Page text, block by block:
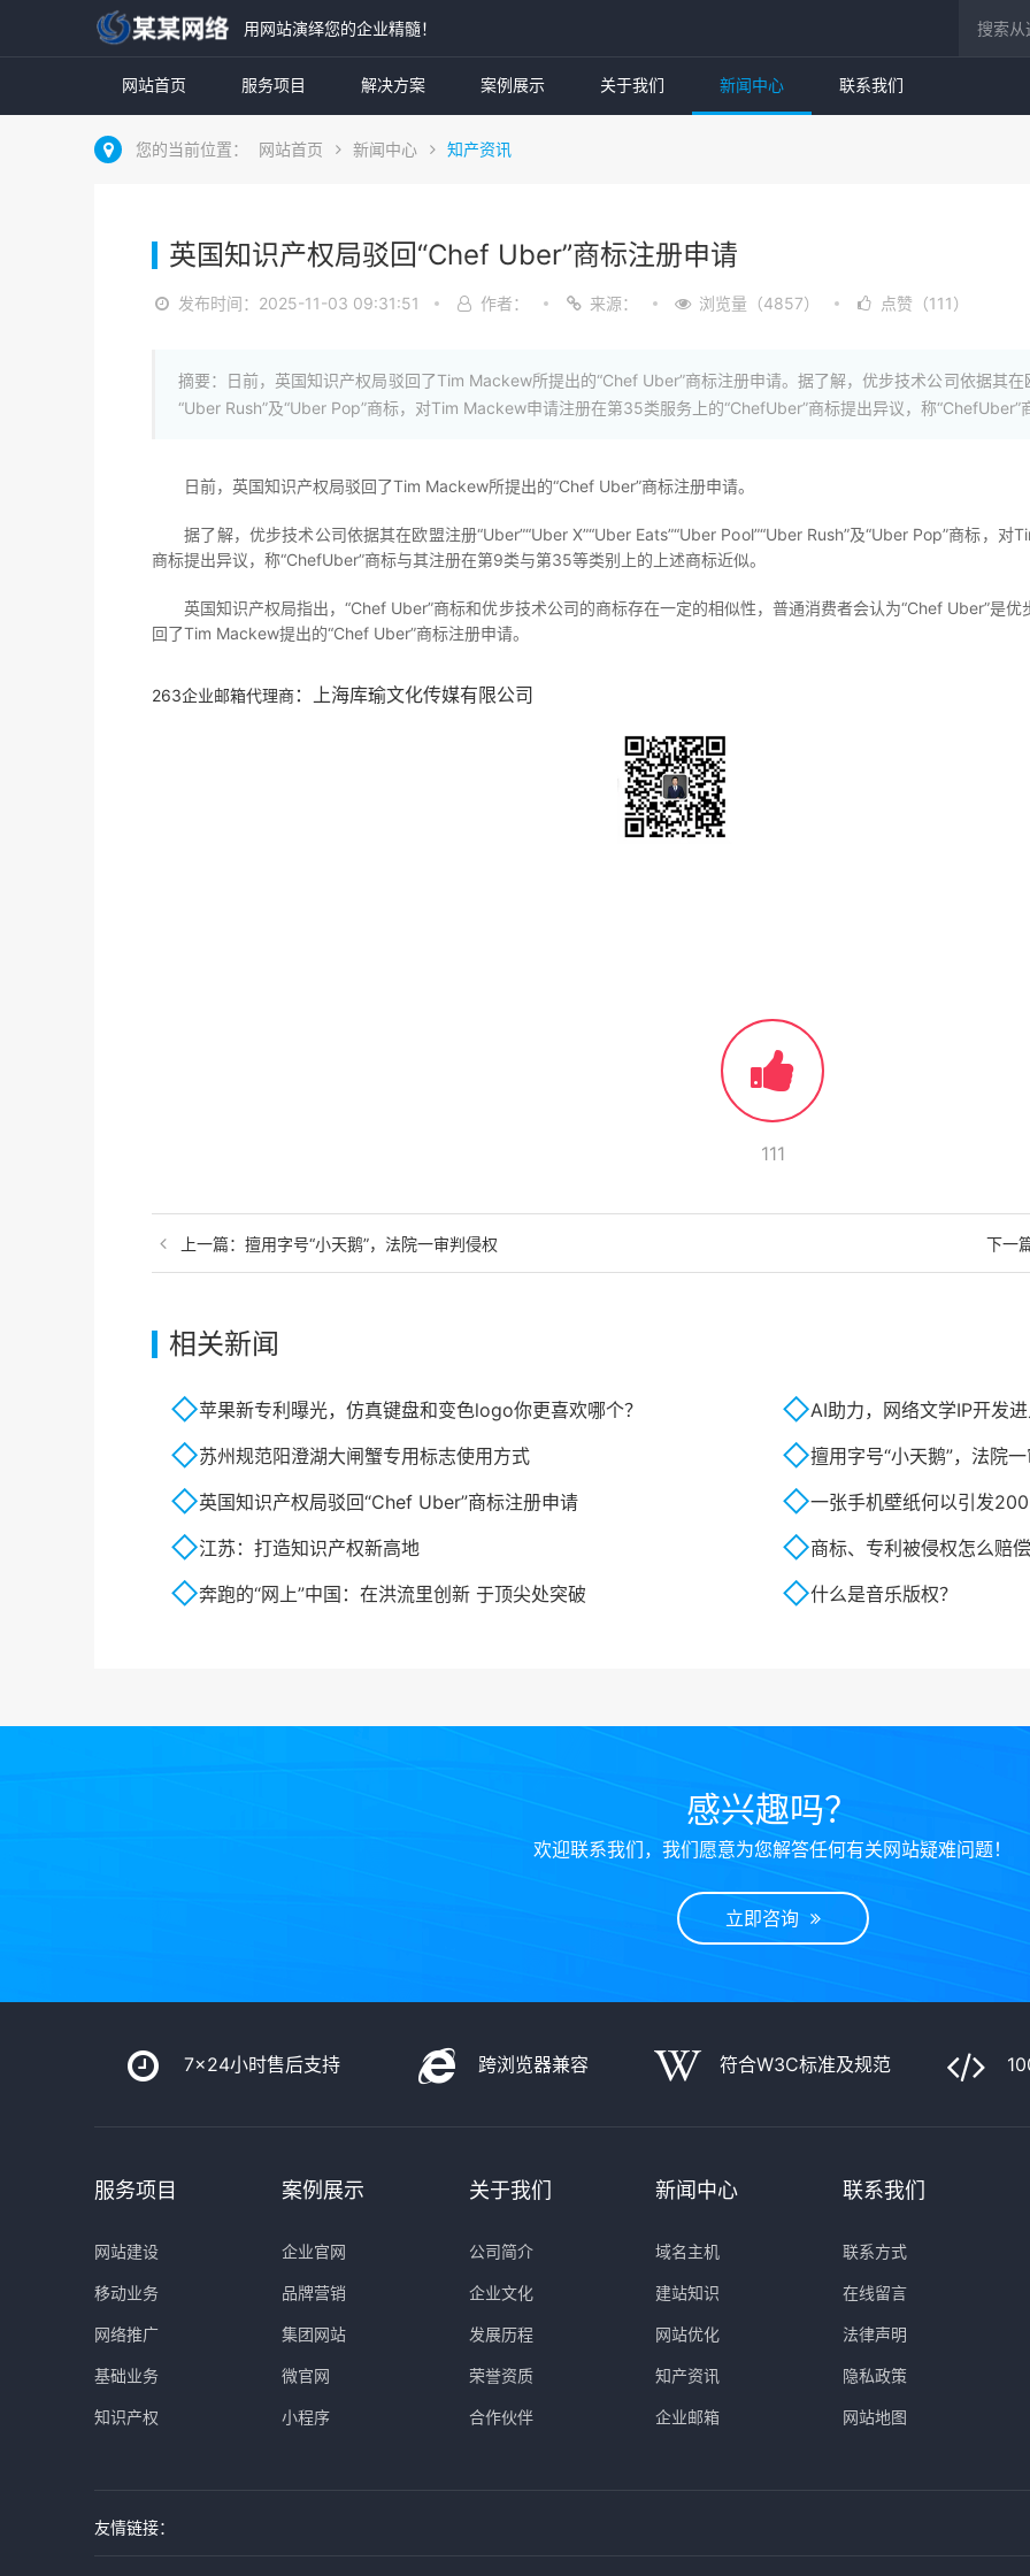
用网站演绎您的企业精髓！
网站首页 服务项目 解决方案 案例展示 关于我们 新闻中心 联系我们
您的当前位置： 网站首页 新闻中心 知产资讯
英国知识产权局驳回“Chef Uber”商标注册申请
发布时间：2025-11-03 09:31:51 作者： 来源： 浏览量（4857） 点赞（111）
摘要：日前，英国知识产权局驳回了Tim Mackew所提出的“Chef Uber”商标注册申请。据了解，优步技术公司依据其在
“Uber Rush”及“Uber Pop”商标，对Tim Mackew申请注册在第35类服务上的“ChefUber”商标提出异议，称
日前，英国知识产权局驳回了Tim Mackew所提出的“Chef Uber”商标注册申请。
据了解，优步技术公司依据其在欧盟注册“Uber”“Uber X”“Uber Eats”“Uber Pool”“Uber Rush”及“Uber Pop”商标，
商标提出异议，称“ChefUber”商标与其注册在第9类与第35等类别上的上述商标近似。
英国知识产权局指出，“Chef Uber”商标和优步技术公司的商标存在一定的相似性，普通消费者会认为“Chef Uber”是优
回了Tim Mackew提出的“Chef Uber”商标注册申请。
263企业邮箱代理商：上海库瑜文化传媒有限公司
111
上一篇： 擅用字号“小天鹅”，法院一审判侵权 下一
相关新闻
苹果新专利曝光，仿真键盘和变色logo你更喜欢哪个？
AI助力，网络文学IP开发
苏州规范阳澄湖大闸蟹专用标志使用方式
擅用字号“小天鹅”，法院
英国知识产权局驳回“Chef Uber”商标注册申请
一张手机壁纸何以引发
江苏：打造知识产权新高地
商标、专利被侵权怎么赔
奔跑的“网上”中国：在洪流里创新 于顶尖处突破
什么是音乐版权？
感兴趣吗？
欢迎联系我们，我们愿意为您解答任何有关网站疑难问题！
立即咨询
7x24小时售后支持 跨浏览器兼容 符合W3C标准及规范
服务项目
网站建设
移动业务
网络推广
基础业务
知识产权
案例展示
企业官网
品牌营销
集团网站
微官网
小程序
关于我们
公司简介
企业文化
发展历程
荣誉资质
合作伙伴
新闻中心
域名主机
建站知识
网站优化
知产资讯
企业邮箱
联系我们
联系方式
在线留言
法律声明
隐私政策
网站地图
友情链接：